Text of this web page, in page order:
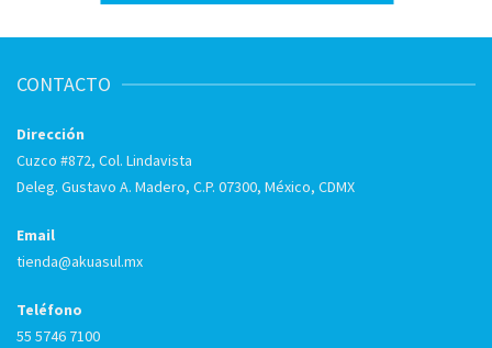
CONTACTO
Dirección
Cuzco #872, Col. Lindavista
Deleg. Gustavo A. Madero, C.P. 07300, México, CDMX
Email
tienda@akuasul.mx
Teléfono
55 5746 7100